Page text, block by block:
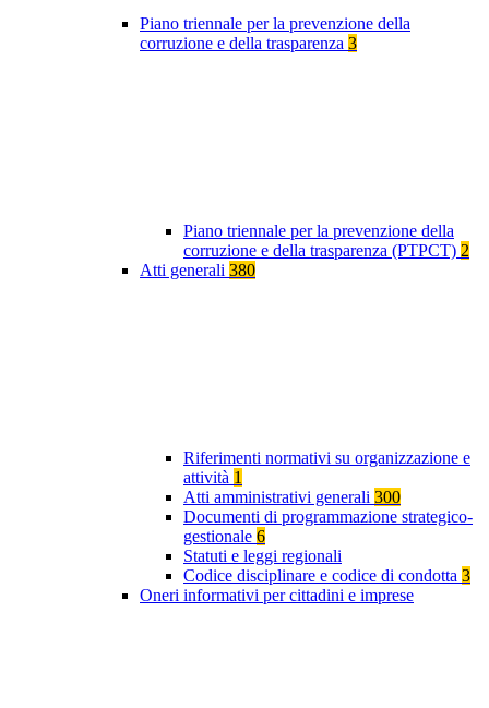
Piano triennale per la prevenzione della
corruzione e della trasparenza 3
Piano triennale per la prevenzione della
corruzione e della trasparenza (PTPCT) 2
Atti generali 380
Riferimenti normativi su organizzazione e
attività 1
Atti amministrativi generali 300
Documenti di programmazione strategico-
gestionale 6
Statuti e leggi regionali
Codice disciplinare e codice di condotta 3
Oneri informativi per cittadini e imprese